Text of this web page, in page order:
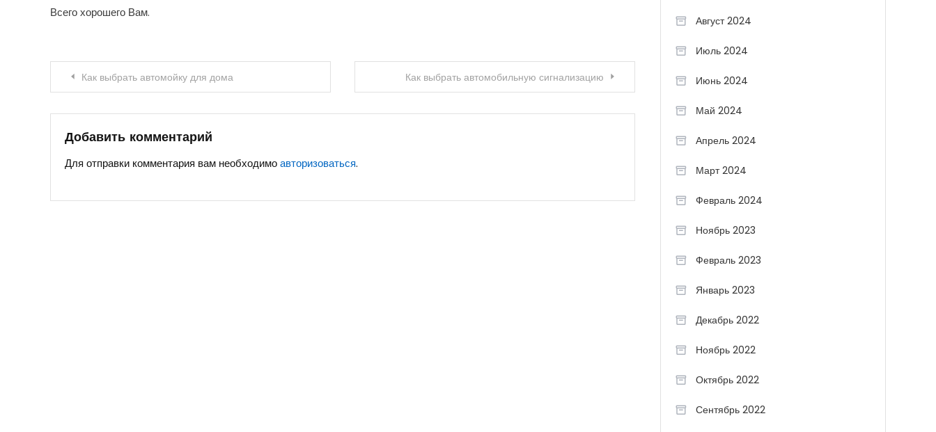
Всего хорошего Вам.
Навигация
записям
Как выбрать автомойку для дома Как выбрать автомобильную сигнализацию
Добавить комментарий
Для отправки комментария вам необходимоавторизоваться.
Август 2024
Июль 2024
Июнь 2024
Май 2024
Апрель 2024
Март 2024
Февраль 2024
Ноябрь 2023
Февраль 2023
Январь 2023
Декабрь 2022
Ноябрь 2022
Октябрь 2022
Сентябрь 2022